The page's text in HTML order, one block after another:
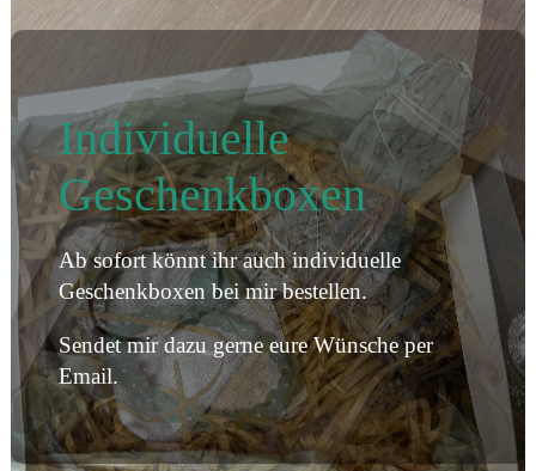
Individuelle
Geschenkboxen
Ab sofort könnt ihr auch individuelle
Geschenkboxen bei mir bestellen.
Sendet mir dazu gerne eure Wünsche per
Email.